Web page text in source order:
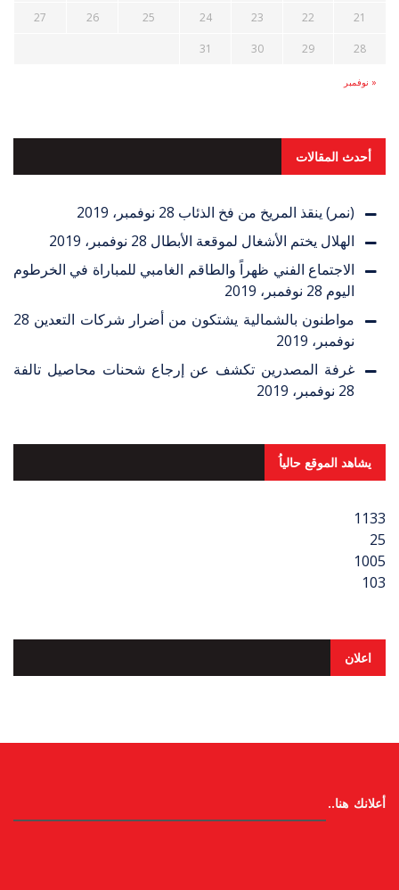
« نوفمبر
21
22
23
24
25
26
27
28
29
30
31
أحدث المقالات
(نمر) ينقذ المريخ من فخ الذئاب 28 نوفمبر، 2019
الهلال يختم الأشغال لموقعة الأبطال 28 نوفمبر، 2019
الاجتماع الفني ظهراً والطاقم الغامبي للمباراة في الخرطوم
اليوم 28 نوفمبر، 2019
مواطنون بالشمالية يشتكون من أضرار شركات التعدين 28
نوفمبر، 2019
غرفة المصدرين تكشف عن إرجاع شحنات محاصيل تالفة
28 نوفمبر، 2019
يشاهد الموقع حالياُ
1133
25
1005
103
اعلان
أعلانك هنا..